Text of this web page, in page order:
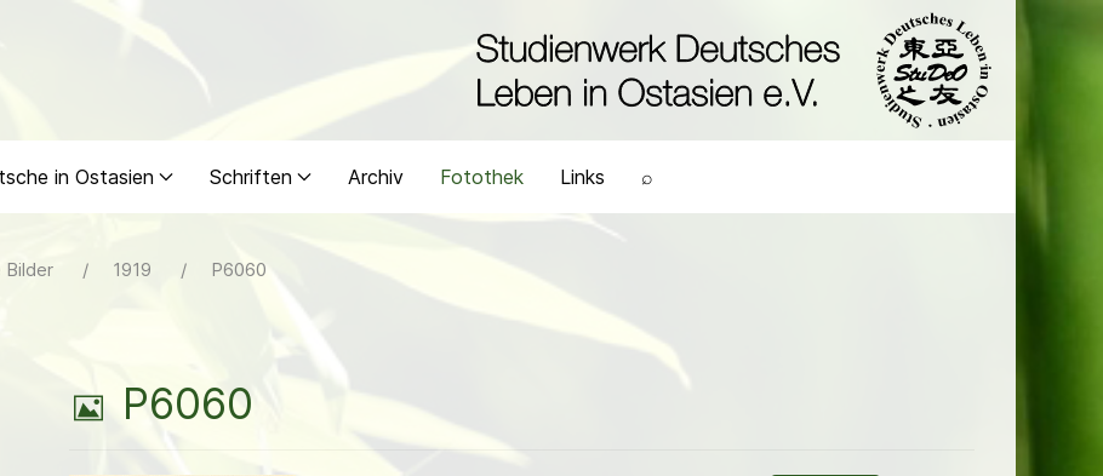
in Ostasien Schriften Archiv Fotothek Links ⌕
Bilder 1919 P6060
B
P6060